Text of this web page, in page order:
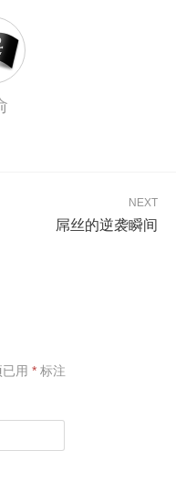
NEXT
屌丝的逆袭瞬间
已用* 标注